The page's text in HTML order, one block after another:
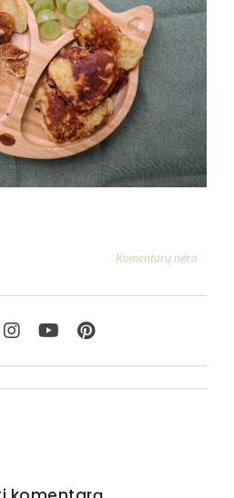
Komentarų nėra